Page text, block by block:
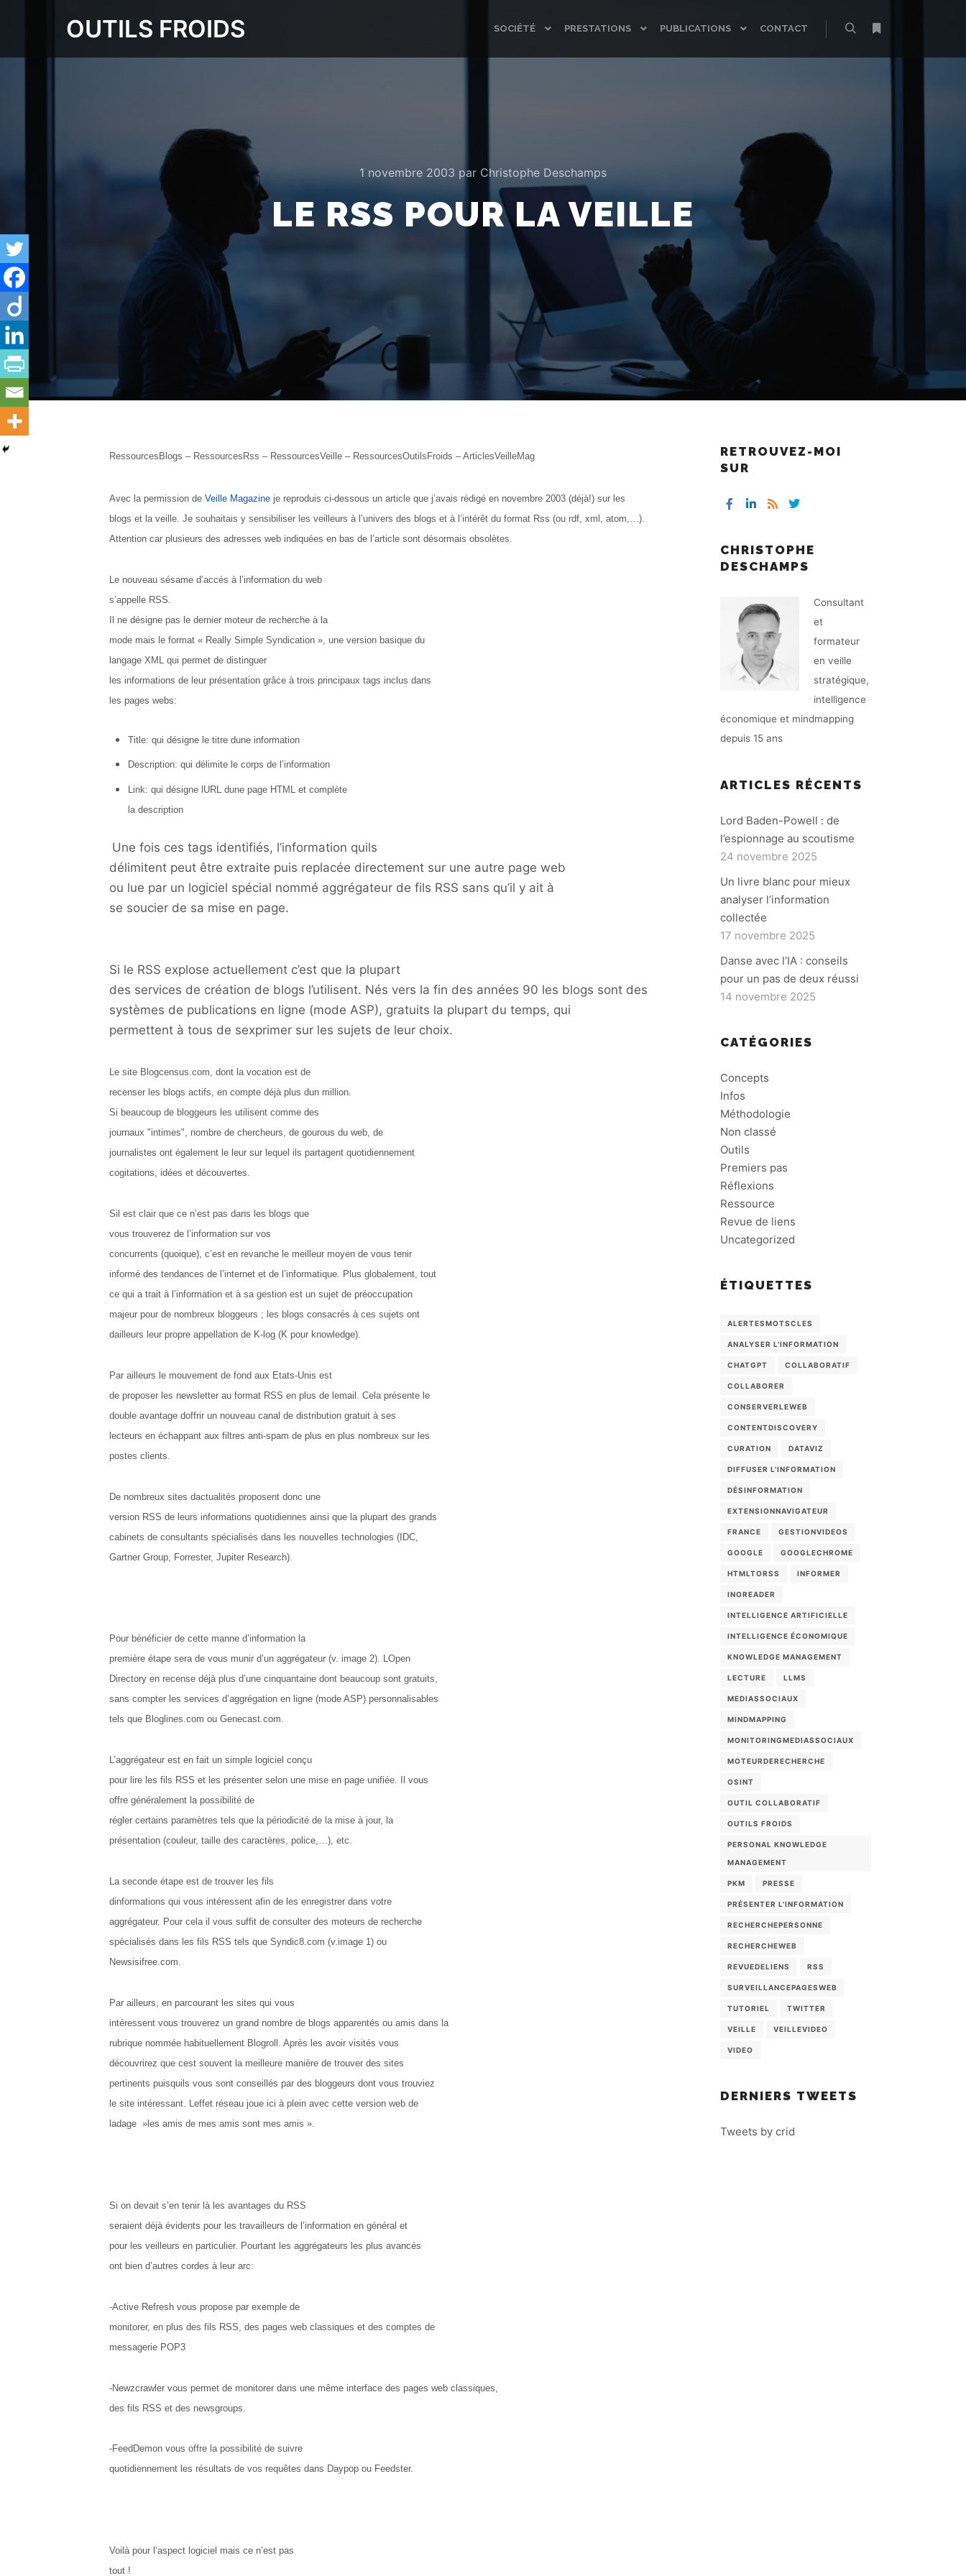
OUTILS FROIDS SOCIÉTÉ PRESTATIONS PUBLICATIONS
CONTACT
1 novembre 2003 par Christophe Deschamps
LE RSS POUR LA VEILLE
RessourcesBlogs – RessourcesRss – RessourcesVeille – RessourcesOutilsFroids – ArticlesVeilleMag
Avec la permission de Veille Magazine je reproduis ci-dessous un article que j’avais rédigé en novembre 2003 (déjà!) sur les
blogs et la veille. Je souhaitais y sensibiliser les veilleurs à l’univers des blogs et à l’intérêt du format Rss (ou rdf, xml, atom,…).
Attention car plusieurs des adresses web indiquées en bas de l’article sont désormais obsolètes.
Le nouveau sésame d’accés à l’information du web
s’appelle RSS.
Il ne désigne pas le dernier moteur de recherche à la
mode mais le format « Really Simple Syndication », une version basique du
langage XML qui permet de distinguer
les informations de leur présentation grâce à trois principaux tags inclus dans
les pages webs:
Title: qui désigne le titre dune information
Description: qui délimite le corps de l’information
Link: qui désigne lURL dune page HTML et complète
la description
Une fois ces tags identifiés, l’information quils
délimitent peut être extraite puis replacée directement sur une autre page web
ou lue par un logiciel spécial nommé aggrégateur de fils RSS sans qu’il y ait à
se soucier de sa mise en page.
Si le RSS explose actuellement c’est que la plupart
des services de création de blogs l’utilisent. Nés vers la fin des années 90 les blogs sont des
systèmes de publications en ligne (mode ASP), gratuits la plupart du temps, qui
permettent à tous de sexprimer sur les sujets de leur choix.
Le site Blogcensus.com, dont la vocation est de
recenser les blogs actifs, en compte déjà plus dun million.
Si beaucoup de bloggeurs les utilisent comme des
journaux "intimes", nombre de chercheurs, de gourous du web, de
journalistes ont également le leur sur lequel ils partagent quotidiennement
cogitations, idées et découvertes.
Sil est clair que ce n’est pas dans les blogs que
vous trouverez de l’information sur vos
concurrents (quoique), c’est en revanche le meilleur moyen de vous tenir
informé des tendances de l’internet et de l’informatique. Plus globalement, tout
ce qui a trait à l’information et à sa gestion est un sujet de préoccupation
majeur pour de nombreux bloggeurs ; les blogs consacrés à ces sujets ont
dailleurs leur propre appellation de K-log (K pour knowledge).
Par ailleurs le mouvement de fond aux Etats-Unis est
de proposer les newsletter au format RSS en plus de lemail. Cela présente le
double avantage doffrir un nouveau canal de distribution gratuit à ses
lecteurs en échappant aux filtres anti-spam de plus en plus nombreux sur les
postes clients.
De nombreux sites dactualités proposent donc une
version RSS de leurs informations quotidiennes ainsi que la plupart des grands
cabinets de consultants spécialisés dans les nouvelles technologies (IDC,
Gartner Group, Forrester, Jupiter Research).
Pour bénéficier de cette manne d’information la
première étape sera de vous munir d’un aggrégateur (v. image 2). LOpen
Directory en recense déjà plus d’une cinquantaine dont beaucoup sont gratuits,
sans compter les services d’aggrégation en ligne (mode ASP) personnalisables
tels que Bloglines.com ou Genecast.com.
L’aggrégateur est en fait un simple logiciel conçu
pour lire les fils RSS et les présenter selon une mise en page unifiée. Il vous
offre généralement la possibilité de
régler certains paramètres tels que la périodicité de la mise à jour, la
présentation (couleur, taille des caractères, police,…), etc.
La seconde étape est de trouver les fils
dinformations qui vous intéressent afin de les enregistrer dans votre
aggrégateur. Pour cela il vous suffit de consulter des moteurs de recherche
spécialisés dans les fils RSS tels que Syndic8.com (v.image 1) ou
Newsisifree.com.
Par ailleurs, en parcourant les sites qui vous
intéressent vous trouverez un grand nombre de blogs apparentés ou amis dans la
rubrique nommée habituellement Blogroll. Après les avoir visités vous
découvrirez que cest souvent la meilleure manière de trouver des sites
pertinents puisquils vous sont conseillés par des bloggeurs dont vous trouviez
le site intéressant. Leffet réseau joue ici à plein avec cette version web de
ladage »les amis de mes amis sont mes amis ».
Si on devait s’en tenir là les avantages du RSS
seraient déjà évidents pour les travailleurs de l’information en général et
pour les veilleurs en particulier. Pourtant les aggrégateurs les plus avancés
ont bien d’autres cordes à leur arc:
-Active Refresh vous propose par exemple de
monitorer, en plus des fils RSS, des pages web classiques et des comptes de
messagerie POP3
-Newzcrawler vous permet de monitorer dans une même interface des pages web classiques,
des fils RSS et des newsgroups.
-FeedDemon vous offre la possibilité de suivre
quotidiennement les résultats de vos requêtes dans Daypop ou Feedster.
Voilà pour l’aspect logiciel mais ce n’est pas
tout !
RETROUVEZ-MOI
SUR
CHRISTOPHE
DESCHAMPS
Consultant
et
formateur
en veille
stratégique,
intelligence
économique et mindmapping
depuis 15 ans
ARTICLES RÉCENTS
Lord Baden-Powell : de
l’espionnage au scoutisme
24 novembre 2025
Un livre blanc pour mieux
analyser l’information
collectée
17 novembre 2025
Danse avec l’IA : conseils
pour un pas de deux réussi
14 novembre 2025
CATÉGORIES
Concepts
Infos
Méthodologie
Non classé
Outils
Premiers pas
Réflexions
Ressource
Revue de liens
Uncategorized
ÉTIQUETTES
ALERTESMOTSCLES
ANALYSER L'INFORMATION
CHATGPT COLLABORATIF
COLLABORER
CONSERVERLEWEB
CONTENTDISCOVERY
CURATION DATAVIZ
DIFFUSER L'INFORMATION
DÉSINFORMATION
EXTENSIONNAVIGATEUR
FRANCE GESTIONVIDEOS
GOOGLE GOOGLECHROME
HTMLTORSS INFORMER
INOREADER
INTELLIGENCE ARTIFICIELLE
INTELLIGENCE ÉCONOMIQUE
KNOWLEDGE MANAGEMENT
LECTURE LLMS
MEDIASSOCIAUX
MINDMAPPING
MONITORINGMEDIASSOCIAUX
MOTEURDERECHERCHE
OSINT
OUTIL COLLABORATIF
OUTILS FROIDS
PERSONAL KNOWLEDGE
MANAGEMENT
PKM PRESSE
PRÉSENTER L'INFORMATION
RECHERCHEPERSONNE
RECHERCHEWEB
REVUEDELIENS RSS
SURVEILLANCEPAGESWEB
TUTORIEL TWITTER
VEILLE VEILLEVIDEO
VIDEO
DERNIERS TWEETS
Tweets by crid